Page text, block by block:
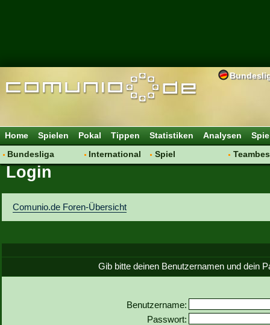
Home Spielen Pokal Tippen Statistiken Analysen
Bundesliga
Hot News
Spielanalyse
Vereinsdiskussion
International
Spiel
Login
Comunio.de Foren-Übersicht
Gib bitte deinen Benutzernamen und dein
Benutzername:
Passwort: